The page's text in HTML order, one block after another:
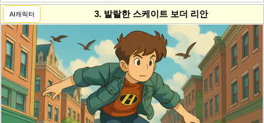
AI캐릭터 3. 발랄한 스케이트 보더 리안